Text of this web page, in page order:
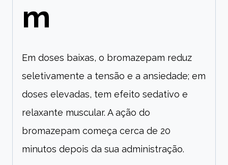
m
Em doses baixas, o bromazepam reduz
seletivamente a tensão e a ansiedade; em
doses elevadas, tem efeito sedativo e
relaxante muscular. A ação do
bromazepam começa cerca de 20
minutos depois da sua administração.